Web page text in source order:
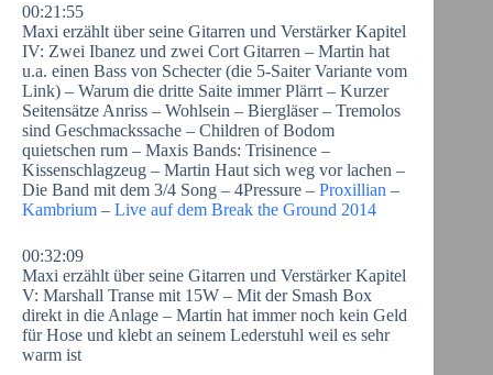
00:21:55
Maxi erzählt über seine Gitarren und Verstärker Kapitel
IV: Zwei Ibanez und zwei Cort Gitarren – Martin hat
u.a. einen Bass von Schecter (die 5-Saiter Variante vom
Link) – Warum die dritte Saite immer Plärrt – Kurzer
Seitensätze Anriss – Wohlsein – Biergläser – Tremolos
sind Geschmackssache – Children of Bodom
quietschen rum – Maxis Bands: Trisinence –
Kissenschlagzeug – Martin Haut sich weg vor lachen –
Die Band mit dem 3/4 Song – 4Pressure – Proxillian –
Kambrium – Live auf dem Break the Ground 2014
00:32:09
Maxi erzählt über seine Gitarren und Verstärker Kapitel
V: Marshall Transe mit 15W – Mit der Smash Box
direkt in die Anlage – Martin hat immer noch kein Geld
für Hose und klebt an seinem Lederstuhl weil es sehr
warm ist